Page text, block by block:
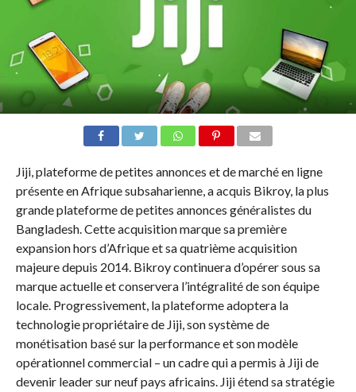
Jiji, plateforme de petites annonces et de marché en ligne
présente en Afrique subsaharienne, a acquis Bikroy, la plus
grande plateforme de petites annonces généralistes du
Bangladesh. Cette acquisition marque sa première
expansion hors d’Afrique et sa quatrième acquisition
majeure depuis 2014. Bikroy continuera d’opérer sous sa
marque actuelle et conservera l’intégralité de son équipe
locale. Progressivement, la plateforme adoptera la
technologie propriétaire de Jiji, son système de
monétisation basé sur la performance et son modèle
opérationnel commercial – un cadre qui a permis à Jiji de
devenir leader sur neuf pays africains. Jiji étend sa stratégie